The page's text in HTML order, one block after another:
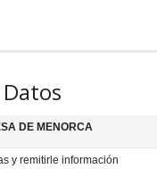
DE MENORCA
y remitirle información